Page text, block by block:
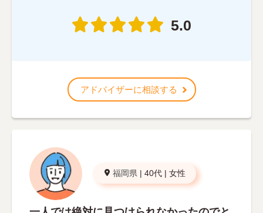
5.0
アドバイザーに相談する
福岡県 | 40代 | 女性